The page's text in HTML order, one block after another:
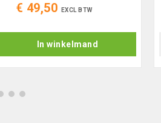
€ 49,50 EXCL BTW
In winkelmand
11 12